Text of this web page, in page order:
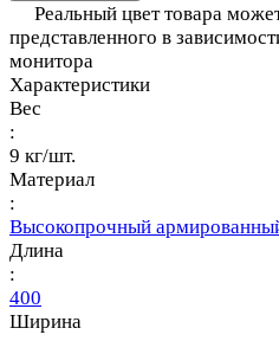
Реальный цвет товара
представленного в
монитора
Характеристики
Вес
:
9 кг/шт.
Материал
:
Высокопрочный
Длина
:
400
Ширина